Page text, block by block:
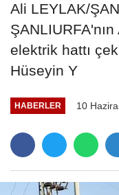
Ali LEYLAK/
elektrik hattı
Hüseyin Y
HABERLER 10